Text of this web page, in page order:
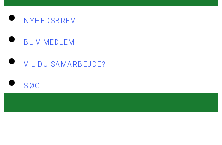
NYHEDSBREV
BLIV MEDLEM
VIL DU SAMARBEJDE?
SØG